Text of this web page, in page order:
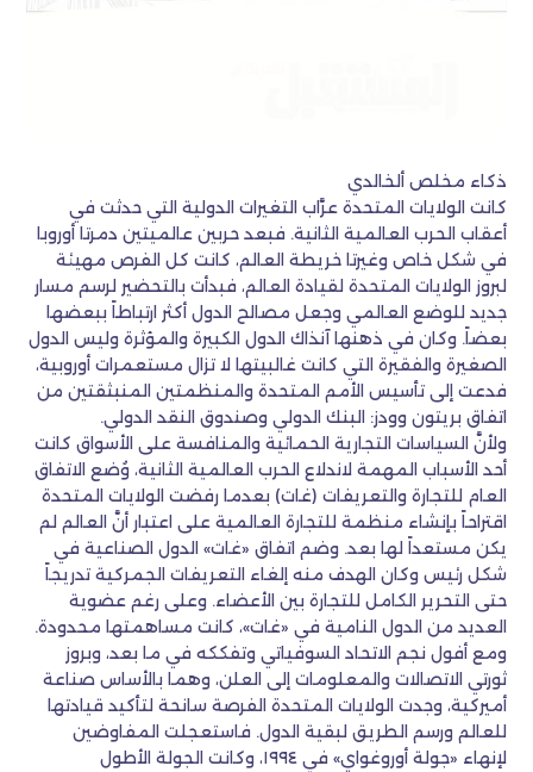
ذكاء مخلص ألخالدي
كانت الولايات المتحدة عرَّاب التغيرات الدولية التي حدثت في
أعقاب الحرب العالمية الثانية. فبعد حربين عالميتين دمرتا أوروبا
في شكل خاص وغيرتا خريطة العالم، كانت كل الفرص مهيئة
لبروز الولايات المتحدة لقيادة العالم، فبدأت بالتحضير لرسم مسار
جديد للوضع العالمي وجعل مصالح الدول أكثر ارتباطاً ببعضها
بعضاً. وكان في ذهنها آنذاك الدول الكبيرة والمؤثرة وليس الدول
الصغيرة والفقيرة التي كانت غالبيتها لا تزال مستعمرات أوروبية،
فدعت إلى تأسيس الأمم المتحدة والمنظمتين المنبثقتين من
اتفاق بريتون وودز: البنك الدولي وصندوق النقد الدولي.
ولأنَّ السياسات التجارية الحمائية والمنافسة على الأسواق كانت
أحد الأسباب المهمة لاندلاع الحرب العالمية الثانية، وُضع الاتفاق
العام للتجارة والتعريفات (غات) بعدما رفضت الولايات المتحدة
اقتراحاً بإنشاء منظمة للتجارة العالمية على اعتبار أنَّ العالم لم
يكن مستعداً لها بعد. وضم اتفاق «غات» الدول الصناعية في
شكل رئيس وكان الهدف منه إلغاء التعريفات الجمركية تدريجاً
حتى التحرير الكامل للتجارة بين الأعضاء. وعلى رغم عضوية
العديد من الدول النامية في «غات»، كانت مساهمتها محدودة.
ومع أفول نجم الاتحاد السوفياتي وتفككه في ما بعد، وبروز
ثورتي الاتصالات والمعلومات إلى العلن، وهما بالأساس صناعة
أميركية، وجدت الولايات المتحدة الفرصة سانحة لتأكيد قيادتها
للعالم ورسم الطريق لبقية الدول. فاستعجلت المفاوضين
لإنهاء «جولة أوروغواي» في ١٩٩٤، وكانت الجولة الأطول